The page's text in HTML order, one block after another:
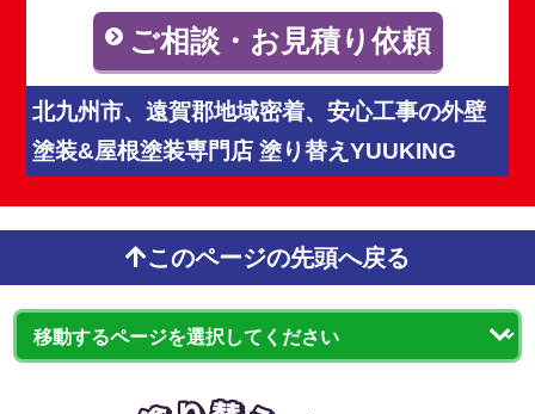
ご相談・お見積り依頼
北九州市、遠賀郡地域密着、安心工事の外壁
塗装&屋根塗装専門店 塗り替えYUUKING
このページの先頭へ戻る